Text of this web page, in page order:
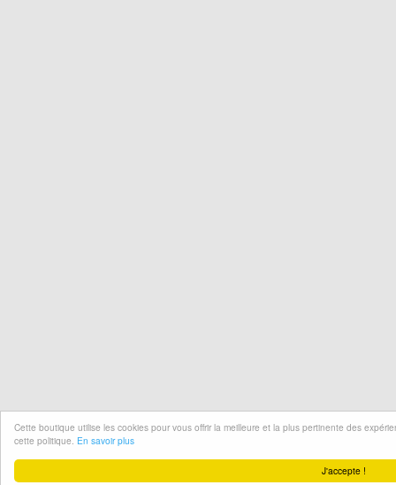
J'accepte !
Cette boutique utilise les cookies pour vous offrir la meilleure et la plus pertinente des
cette politique. En savoir plus